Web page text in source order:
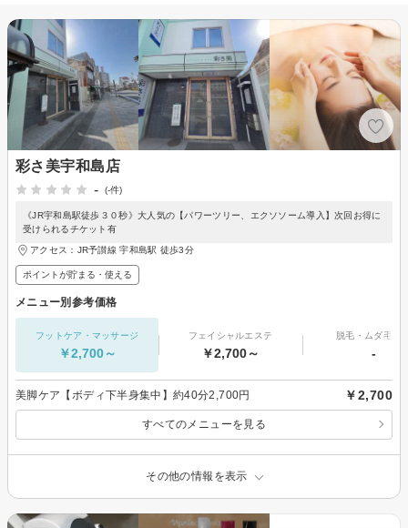
彩さ美宇和島店
-
(-件)
《JR宇和島駅徒歩３０秒》大人気の【パワーツリー、エクソソーム導入】次回お得に
受けられるチケット有
アクセス：JR予讃線 宇和島駅 徒歩3分
ポイントが貯まる・使える
メニュー別参考価格
フットケア・マッサージ
￥2,700～
フェイシャルエステ
￥2,700～
脱毛・ムダ毛処
-
美脚ケア【ボディ下半身集中】約40分2,700円 ￥2,700
すべてのメニューを見る
その他の情報を表示